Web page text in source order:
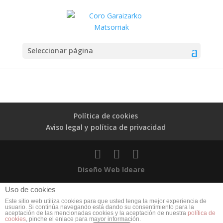
Seleccionar página
Política de cookies
Aviso legal y política de privacidad
Diseño Web Ideare
Uso de cookies
Este sitio web utiliza cookies para que usted tenga la mejor experiencia de
usuario. Si continúa navegando está dando su consentimiento para la
aceptación de las mencionadas cookies y la aceptación de nuestra política de
cookies, pinche el enlace para mayor información.